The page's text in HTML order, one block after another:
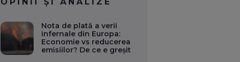
Nota de plată a verii
infernale din Europa:
Economie vs reducerea
emisiilor? De ce e greșit